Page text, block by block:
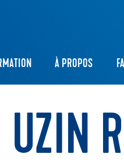
À PROPOS
UZIN